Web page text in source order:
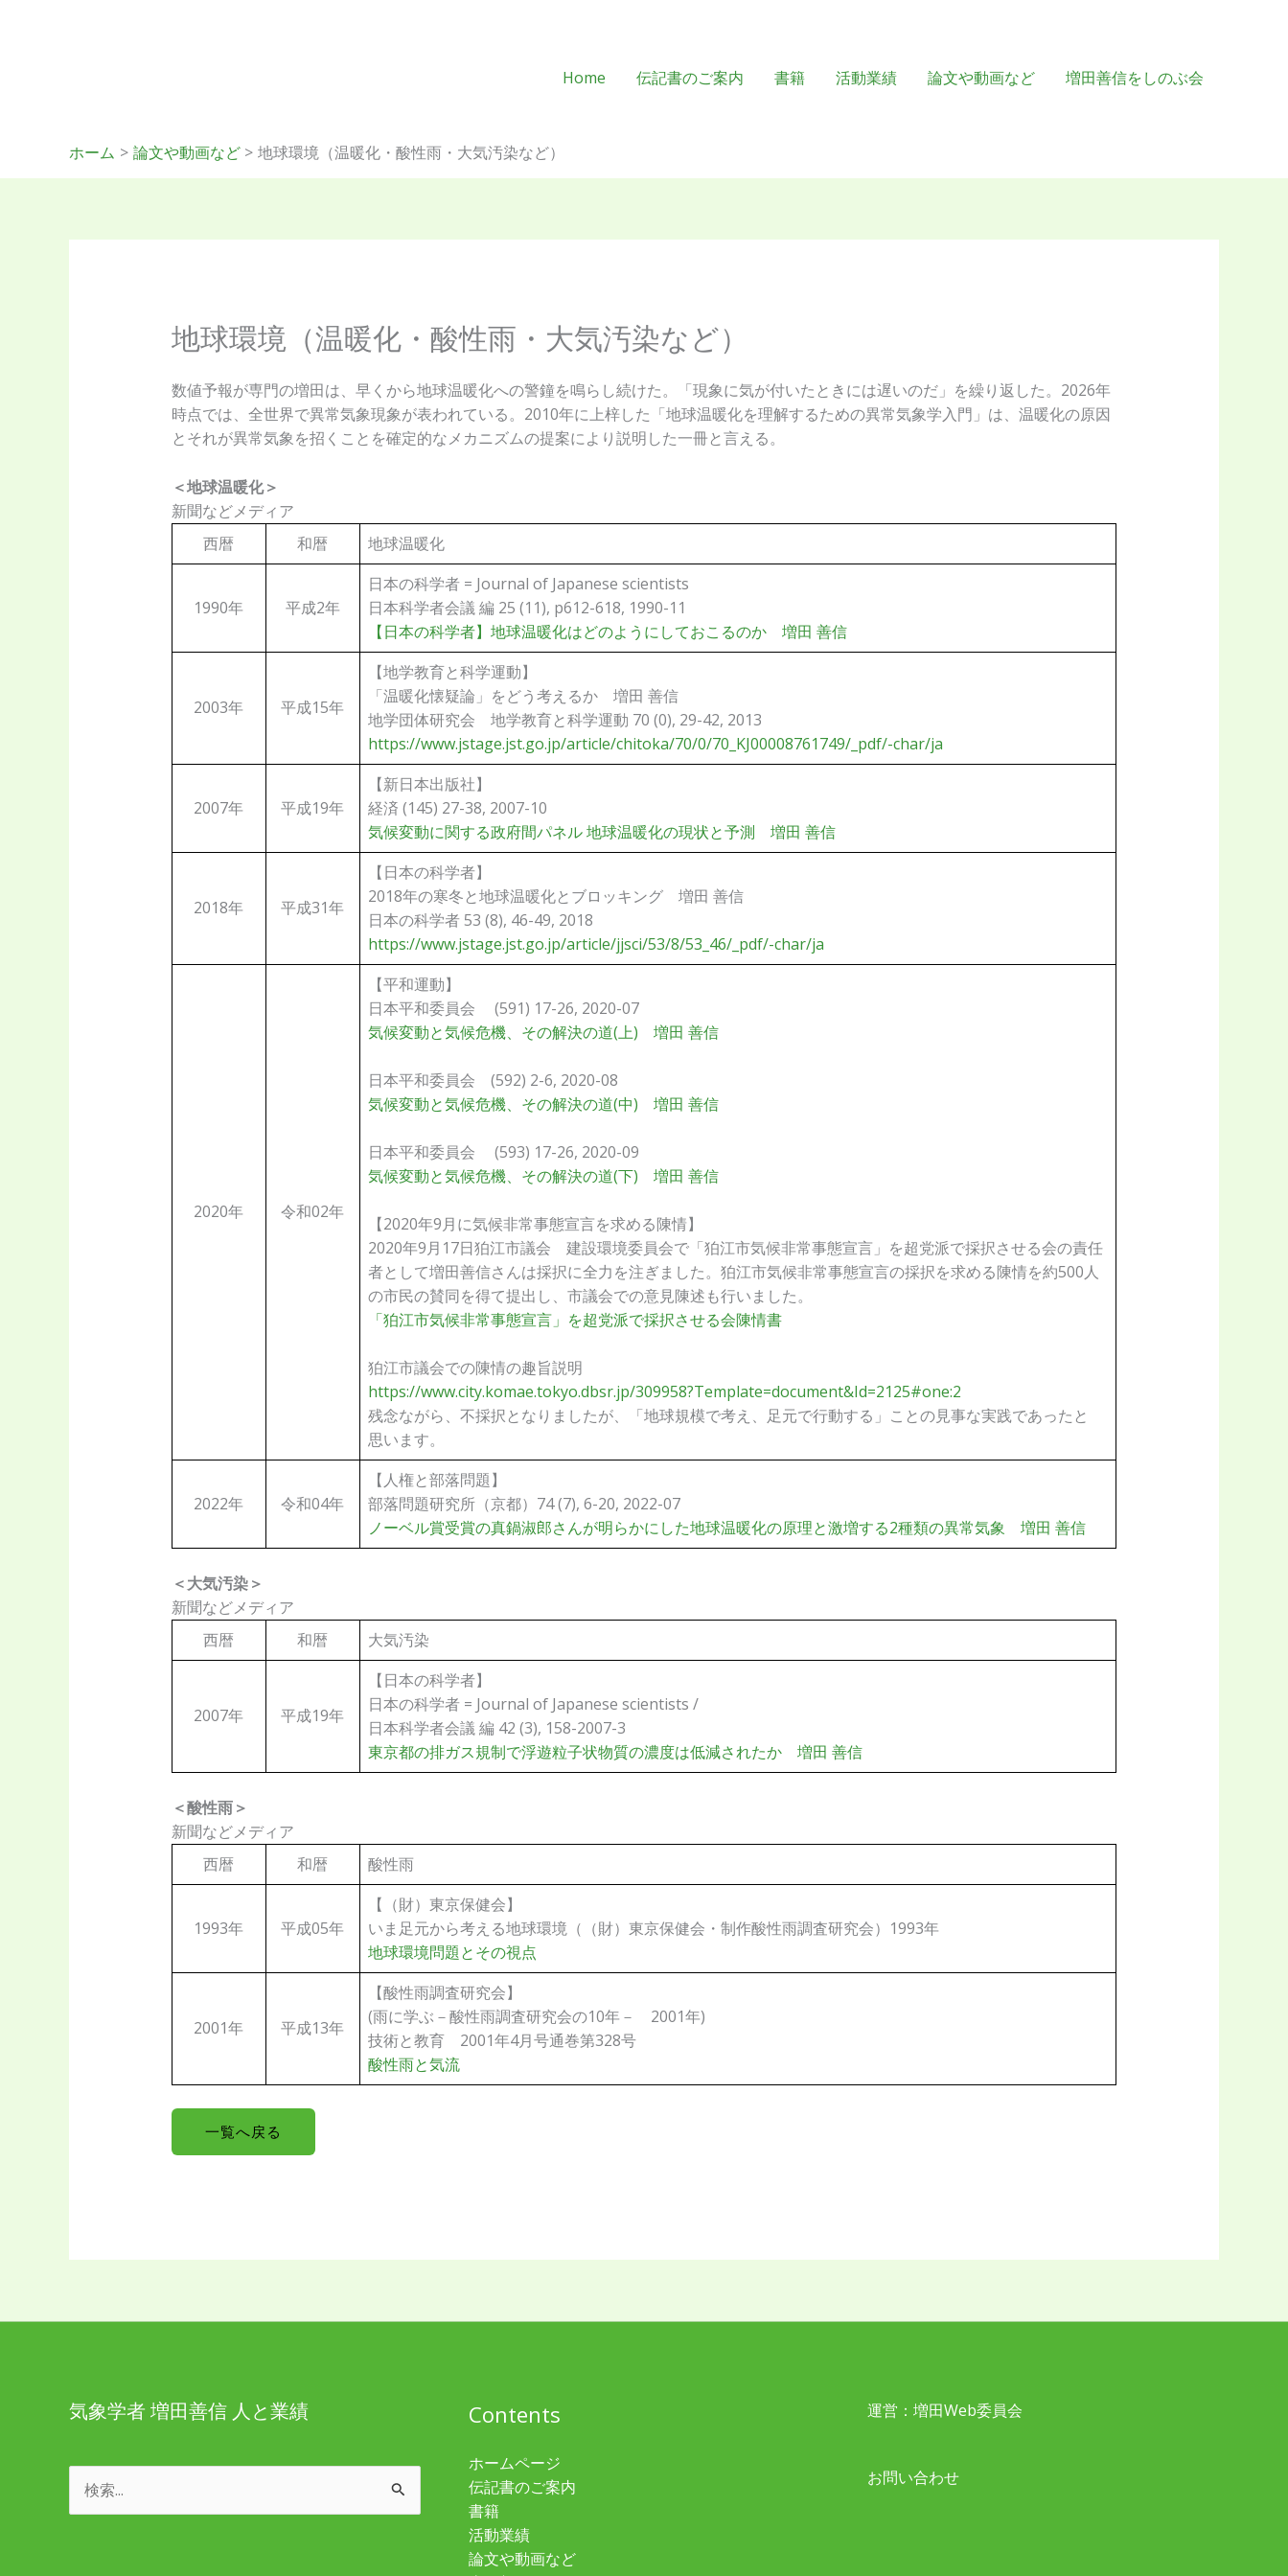
Home 伝記書のご案内 書籍 活動業績 論文や動画など 増田善信をしのぶ会
ホーム 論文や動画など 地球環境（温暖化・酸性雨・大気汚染など）
地球環境（温暖化・酸性雨・大気汚染など）
数値予報が専門の増田は、早くから地球温暖化への警鐘を鳴らし続けた。「現象に気が付いたときには遅いのだ」を繰り返した。2026年
時点では、全世界で異常気象現象が表われている。2010年に上梓した「地球温暖化を理解するための異常気象学入門」は、温暖化の原因
とそれが異常気象を招くことを確定的なメカニズムの提案により説明した一冊と言える。
＜地球温暖化＞
新聞などメディア
西暦
和暦 地球温暖化
1990年 平成2年
日本の科学者 = Journal of Japanese scientists
日本科学者会議 編 25 (11), p612-618, 1990-11
【日本の科学者】地球温暖化はどのようにしておこるのか 増田 善信
2003年 平成15年
【地学教育と科学運動】
「温暖化懐疑論」をどう考えるか 増田 善信
地学団体研究会 地学教育と科学運動 70 (0), 29-42, 2013
https://www.jstage.jst.go.jp/article/chitoka/70/0/70_KJ00008761749/_pdf/-char/ja
2007年 平成19年
【新日本出版社】
経済 (145) 27-38, 2007-10
気候変動に関する政府間パネル 地球温暖化の現状と予測 増田 善信
2018年 平成31年
【日本の科学者】
2018年の寒冬と地球温暖化とブロッキング 増田 善信
日本の科学者 53 (8), 46-49, 2018
https://www.jstage.jst.go.jp/article/jjsci/53/8/53_46/_pdf/-char/ja
2020年 令和02年
【平和運動】
日本平和委員会 (591) 17-26, 2020-07
気候変動と気候危機、その解決の道(上) 増田 善信
日本平和委員会 (592) 2-6, 2020-08
気候変動と気候危機、その解決の道(中) 増田 善信
日本平和委員会 (593) 17-26, 2020-09
気候変動と気候危機、その解決の道(下) 増田 善信
【2020年9月に気候非常事態宣言を求める陳情】
2020年9月17日狛江市議会 建設環境委員会で「狛江市気候非常事態宣言」を超党派で採択させる会の責任
者として増田善信さんは採択に全力を注ぎました。狛江市気候非常事態宣言の採択を求める陳情を約500人
の市民の賛同を得て提出し、市議会での意見陳述も行いました。
「狛江市気候非常事態宣言」を超党派で採択させる会陳情書
狛江市議会での陳情の趣旨説明
https://www.city.komae.tokyo.dbsr.jp/309958?Template=document&Id=2125#one:2
残念ながら、不採択となりましたが、「地球規模で考え、足元で行動する」ことの見事な実践であったと
思います。
2022年 令和04年
【人権と部落問題】
部落問題研究所（京都）74 (7), 6-20, 2022-07
ノーベル賞受賞の真鍋淑郎さんが明らかにした地球温暖化の原理と激増する2種類の異常気象 増田 善信
＜大気汚染＞
新聞などメディア
西暦
和暦 大気汚染
2007年 平成19年
【日本の科学者】
日本の科学者 = Journal of Japanese scientists /
日本科学者会議 編 42 (3), 158-2007-3
東京都の排ガス規制で浮遊粒子状物質の濃度は低減されたか 増田 善信
＜酸性雨＞
新聞などメディア
西暦
和暦 酸性雨
1993年 平成05年
【（財）東京保健会】
いま足元から考える地球環境（（財）東京保健会・制作酸性雨調査研究会）1993年
地球環境問題とその視点
2001年 平成13年
【酸性雨調査研究会】
(雨に学ぶ－酸性雨調査研究会の10年－ 2001年)
技術と教育 2001年4月号通巻第328号
酸性雨と気流
一覧へ戻る
気象学者 増田善信 人と業績
索
Contents
ホームページ
伝記書のご案内
書籍
活動業績
論文や動画など
運営：増田Web委員会
お問い合わせ